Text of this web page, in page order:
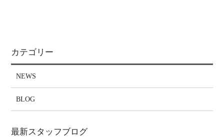
カテゴリー
NEWS
BLOG
最新スタッフブログ